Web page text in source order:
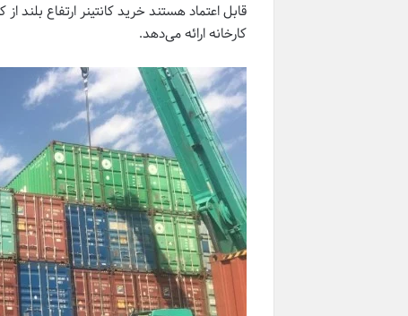
قابل اعتماد هستند خرید کانتینر ارتفاع
کارخانه ارائه می‌دهد.